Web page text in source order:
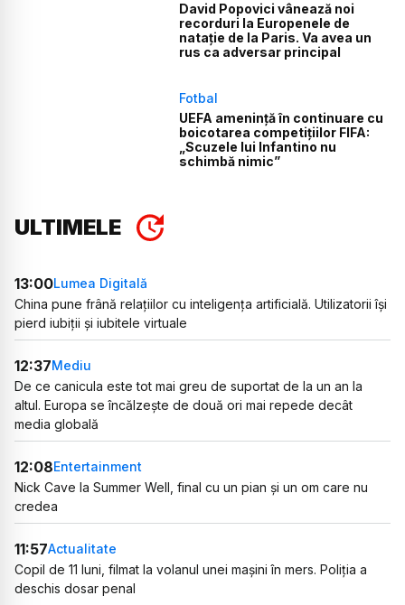
David Popovici vânează noi
recorduri la Europenele de
natație de la Paris. Va avea un
rus ca adversar principal
Fotbal
UEFA amenință în continuare cu
boicotarea competițiilor FIFA:
„Scuzele lui Infantino nu
schimbă nimic”
ULTIMELE
13:00Lumea Digitală
China pune frână relațiilor cu inteligența artificială. Utilizatorii își
pierd iubiții și iubitele virtuale
12:37Mediu
De ce canicula este tot mai greu de suportat de la un an la
altul. Europa se încălzește de două ori mai repede decât
media globală
12:08Entertainment
Nick Cave la Summer Well, final cu un pian și un om care nu
credea
11:57Actualitate
Copil de 11 luni, filmat la volanul unei mașini în mers. Poliția a
deschis dosar penal